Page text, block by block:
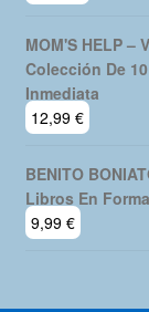
MOM'S HELP –
Colección De
Inmediata
12,99 €
BENITO
Libros En
9,99 €